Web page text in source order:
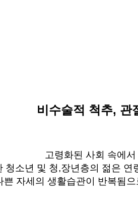
비수술적 척추, 관
고령화된 사회 속에
청소년 및 청,장년층의 젊은 연
자세의 생활습관이
반복됨으